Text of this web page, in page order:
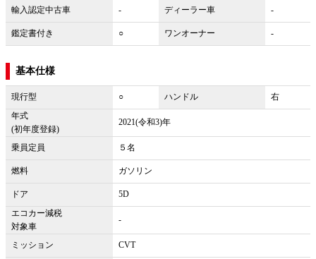
輸入認定中古車 - ディーラー車 -
鑑定書付き ○ ワンオーナー -
基本仕様
現行型 ○ ハンドル
右
年式
(初年度登録)
2021(令和3)年
乗員定員 ５名
燃料 ガソリン
ドア
5D
エコカー減税
対象車
-
ミッション CVT